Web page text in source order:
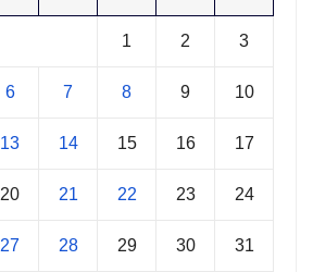
1 2 3
6 7 8 9 10
13 14 15 16 17
20 21 22 23 24
27 28 29 30 31